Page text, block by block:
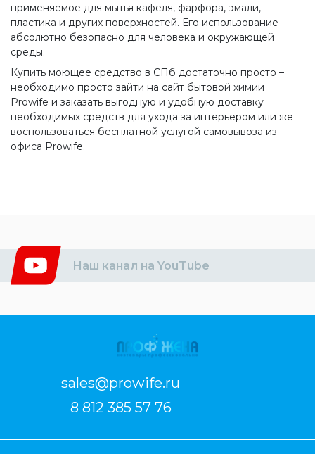
применяемое для мытья кафеля, фарфора, эмали,
пластика и других поверхностей. Его использование
абсолютно безопасно для человека и окружающей
среды.
Купить моющее средство в СПб достаточно просто –
необходимо просто зайти на сайт бытовой химии
Prowife и заказать выгодную и удобную доставку
необходимых средств для ухода за интерьером или же
воспользоваться бесплатной услугой самовывоза из
офиса Prowife.
Наш канал на YouTube
sales@prowife.ru
8 812 385 57 76